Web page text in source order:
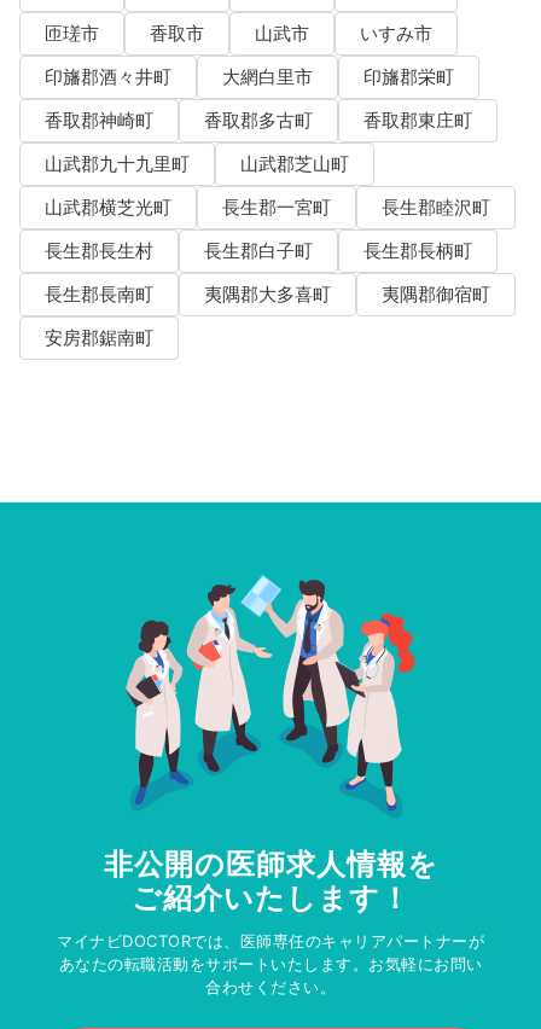
匝瑳市
香取市 山武市
いすみ市
印旛郡酒々井町
大網白里市
印旛郡栄町
香取郡神崎町
香取郡多古町
香取郡東庄町
山武郡九十九里町
山武郡芝山町
山武郡横芝光町
長生郡一宮町
長生郡睦沢町
長生郡長生村
長生郡白子町
長生郡長柄町
長生郡長南町
夷隅郡大多喜町
夷隅郡御宿町
安房郡鋸南町
非公開の医師求人情報を
ご紹介いたします！
マイナビDOCTORでは、医師専任のキャリアパートナーが
あなたの転職活動をサポートいたします。お気軽にお問い
合わせください。